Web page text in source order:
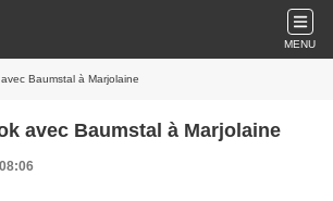
MENU
Baumstal à Marjolaine
avec Baumstal à Marjolaine